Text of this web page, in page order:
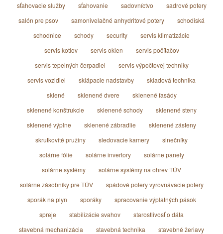
sťahovacie služby
sťahovanie sadovníctvo
sadrové potery
salón pre psov
samonivelačné anhydritové potery
schodiská
schodnice
schody security
servis klimatizácie
servis kotlov
servis okien
servis počítačov
servis tepelných čerpadiel
servis výpočtovej techniky
servis vozidiel
sklápacie nadstavby
skladová technika
sklené
sklenené dvere
sklenené fasády
sklenené konštrukcie
sklenené schody
sklenené steny
sklenené výplne
sklenené zábradlie
sklenené zásteny
skrutkovité pružiny
sledovacie kamery
slnečníky
solárne fólie
solárne invertory
solárne panely
solárne systémy
solárne systémy na ohrev TÚV
solárne zásobníky pre TÚV
spádové potery vyrovnávacie potery
sporák na plyn
sporáky
spracovanie výplatných pások
spreje
stabilizácie svahov
starostlivosť o dáta
stavebná mechanizácia
stavebná technika
stavebné žeriavy